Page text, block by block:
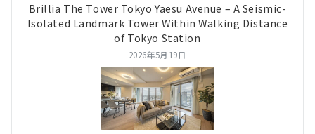
Brillia The Tower Tokyo Yaesu Avenue – A Seismic-
Isolated Landmark Tower Within Walking Distance
of Tokyo Station
2026年5月19日